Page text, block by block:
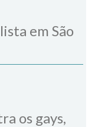
em São
os gays,